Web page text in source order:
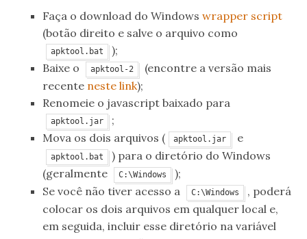
Faça o download do Windowswrapper script
(botão direito e salve o arquivo como
apktool.bat
);
Baixe o
apktool-2
(encontre a versão mais
recente neste link);
Renomeie o javascript baixado para
apktool.jar
;
Mova os dois arquivos (
apktool.jar e
apktool.bat
) para o diretório do Windows
(geralmente
C:\Windows
);
Se você não tiver acesso a
C:\Windows
, poderá
colocar os dois arquivos em qualquer local e,
em seguida, incluir esse diretório na variável